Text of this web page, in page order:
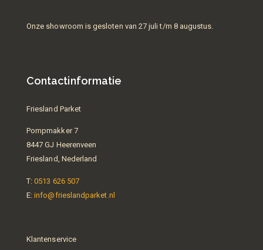
Onze showroom is gesloten van 27 juli t/m 8 augustus.
Contactinformatie
Friesland Parket
Pompmakker 7
8447 GJ Heerenveen
Friesland, Nederland
T:0513 626 507
E:info@frieslandparket.nl
Klantenservice